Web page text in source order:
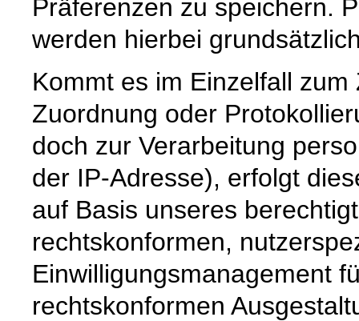
Präferenzen zu speichern.
werden hierbei
Kommt es im Einzelfall
Zuordnung oder
doch zur Verarbeitung
der IP-Adresse), erfolgt
auf Basis unseres
rechtskonformen,
Einwilligungsmanagement
rechtskonformen